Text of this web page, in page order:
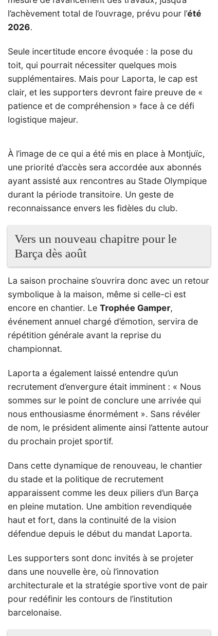
l’achèvement total de l’ouvrage, prévu pour l’été
2026.
Seule incertitude encore évoquée : la pose du
toit, qui pourrait nécessiter quelques mois
supplémentaires. Mais pour Laporta, le cap est
clair, et les supporters devront faire preuve de «
patience et de compréhension » face à ce défi
logistique majeur.
À l’image de ce qui a été mis en place à Montjuïc,
une priorité d’accès sera accordée aux abonnés
ayant assisté aux rencontres au Stade Olympique
durant la période transitoire. Un geste de
reconnaissance envers les fidèles du club.
Vers un nouveau chapitre pour le
Barça dès août
La saison prochaine s’ouvrira donc avec un retour
symbolique à la maison, même si celle-ci est
encore en chantier. Le Trophée Gamper,
événement annuel chargé d’émotion, servira de
répétition générale avant la reprise du
championnat.
Laporta a également laissé entendre qu’un
recrutement d’envergure était imminent : « Nous
sommes sur le point de conclure une arrivée qui
nous enthousiasme énormément ». Sans révéler
de nom, le président alimente ainsi l’attente autour
du prochain projet sportif.
Dans cette dynamique de renouveau, le chantier
du stade et la politique de recrutement
apparaissent comme les deux piliers d’un Barça
en pleine mutation. Une ambition revendiquée
haut et fort, dans la continuité de la vision
défendue depuis le début du mandat Laporta.
Les supporters sont donc invités à se projeter
dans une nouvelle ère, où l’innovation
architecturale et la stratégie sportive vont de pair
pour redéfinir les contours de l’institution
barcelonaise.